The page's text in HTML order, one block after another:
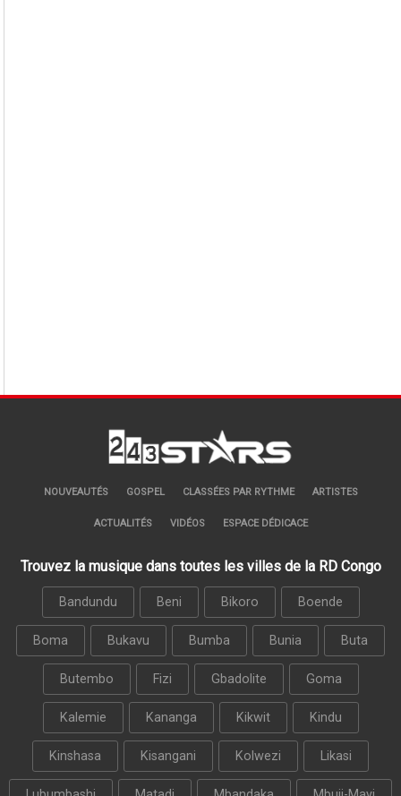
NOUVEAUTÉS GOSPEL CLASSÉES PAR RYTHME ARTISTES
ACTUALITÉS VIDÉOS ESPACE DÉDICACE
Trouvez la musique dans toutes les villes de la RD Congo
Bandundu Beni Bikoro Boende
Boma Bukavu Bumba Bunia Buta
Butembo Fizi Gbadolite Goma
Kalemie Kananga Kikwit Kindu
Kinshasa Kisangani Kolwezi Likasi